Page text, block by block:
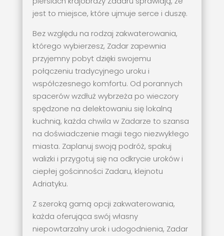
jest to miejsce, które ujmuje serce i duszę.
Bez względu na rodzaj zakwaterowania,
którego wybierzesz, Zadar zapewnia
przyjemny pobyt dzięki swojemu
połączeniu tradycyjnego uroku i
współczesnego komfortu. Od porannych
spacerów wzdłuż wybrzeża po wieczory
spędzone na delektowaniu się lokalną
kuchnią, każda chwila w Zadarze to szansa
na doświadczenie magii tego niezwykłego
miasta. Zaplanuj swoją podróż, spakuj
walizki i przygotuj się na odkrycie uroków i
ciepłej gościnności Zadaru, klejnotu
Adriatyku.
Z szeroką gamą opcji zakwaterowania,
każda oferująca swój własny
niepowtarzalny urok i udogodnienia, Zadar